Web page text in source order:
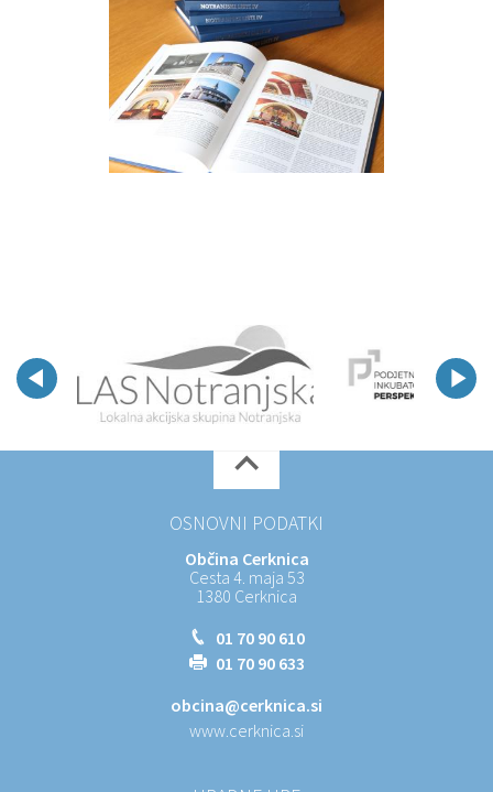
OSNOVNI PODATKI
Občina Cerknica
Cesta 4. maja 53
1380 Cerknica
01 70 90 610
01 70 90 633
obcina@cerknica.si
www.cerknica.si